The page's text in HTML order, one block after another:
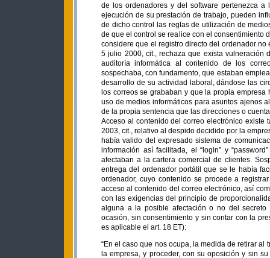
de los ordenadores y del software pertenezca
ejecución de su prestación de trabajo, pueden
de dicho control las reglas de utilización de
de que el control se realice con el consentimiento
considere que el registro directo del ordenador no
5 julio 2000, cit., rechaza que exista vulneración
auditoría informática al contenido de los
sospechaba, con fundamento, que estaban
desarrollo de su actividad laboral, dándose las
los correos se grababan y que la propia
uso de medios informáticos para asuntos ajenos
de la propia sentencia que las direcciones o
Acceso al contenido del correo electrónico
2003, cit., relativo al despido decidido por la
había valido del expresado sistema de
información así facilitada, el “login” y
afectaban a la cartera comercial de clientes.
entrega del ordenador portátil que se le había
ordenador, cuyo contenido se procede a
acceso al contenido del correo electrónico, así
con las exigencias del principio de
alguna a la posible afectación o no del
ocasión, sin consentimiento y sin contar con la
es aplicable el art. 18 ET):
“En el caso que nos ocupa, la medida de retirar
la empresa, y proceder, con su oposición y sin